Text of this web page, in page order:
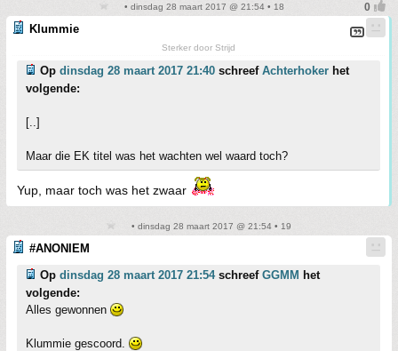
• dinsdag 28 maart 2017 @ 21:54 • 18
Klummie
Sterker door Strijd
Op dinsdag 28 maart 2017 21:40 schreef Achterhoker het
volgende:
[..]
Maar die EK titel was het wachten wel waard toch?
Yup, maar toch was het zwaar
• dinsdag 28 maart 2017 @ 21:54 • 19
#ANONIEM
Op dinsdag 28 maart 2017 21:54schreef GGMM het
volgende:
Alles gewonnen
Klummie gescoord.